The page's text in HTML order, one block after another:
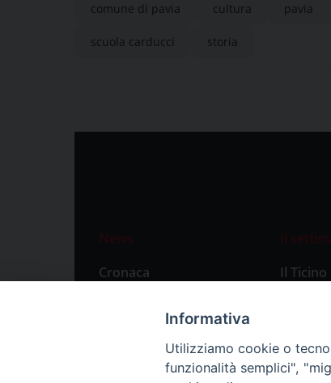
comune di pavia cultura pavia
scuola carducci storia
News
Cronaca
Primo Piano
Il
Il Ticino
Informativa
Utilizziamo cookie o
funzionalità semplici",